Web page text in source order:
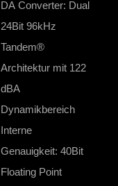
DA Converter: Dual
24Bit 96kHz
Tandem®
Architektur mit 122
dBA
Dynamikbereich
Interne
Genauigkeit: 40Bit
Floating Point